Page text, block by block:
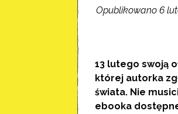
Opublikowano 6
13 lutego swoją
której autorka
świata. Nie
ebooka